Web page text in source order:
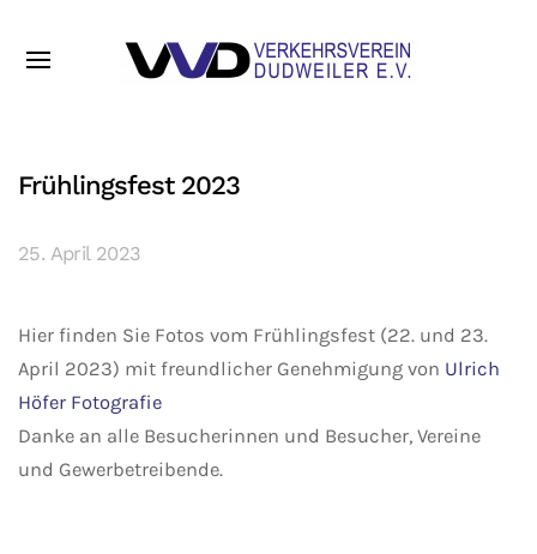
Frühlingsfest 2023
25. April 2023
Hier finden Sie Fotos vom Frühlingsfest (22. und 23.
April 2023) mit freundlicher Genehmigung von Ulrich
Höfer Fotografie
Danke an alle Besucherinnen und Besucher, Vereine
und Gewerbetreibende.